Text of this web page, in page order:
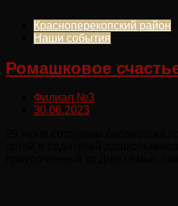
Красноперекопский район
Наши события
Ромашковое
Филиал №3
30.06.2023